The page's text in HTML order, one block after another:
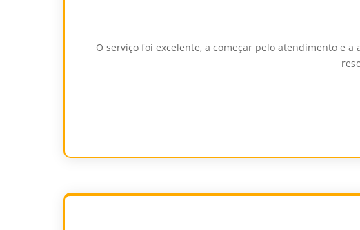
O serviço foi excelente, a começar pelo atendimento e